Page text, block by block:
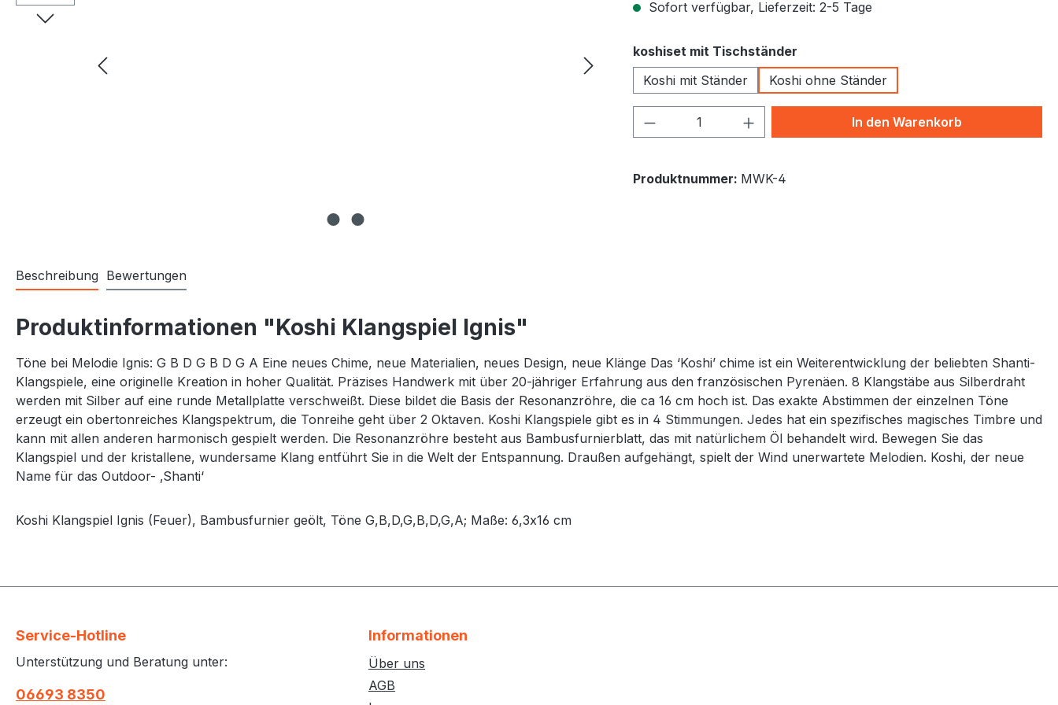
Sofort verfügbar, Lieferzeit: 2-5 Tage
koshiset mit Tischständer
Koshi mit Ständer
Koshi ohne Ständer
Produkt Anzahl: Gib den gewünschten Wert
In den Warenkorb
Produktnummer: MWK-4
Beschreibung Bewertungen
Produktinformationen "Koshi Klangspiel Ignis"
Töne bei Melodie Ignis: G B D G B D G A Eine neues Chime, neue Materialien, neues Design, neue Klänge Das ‘Koshi’ chime ist ein Weiterentwicklung der beliebten Shanti-
Klangspiele, eine originelle Kreation in hoher Qualität. Präzises Handwerk mit über 20-jähriger Erfahrung aus den französischen Pyrenäen. 8 Klangstäbe aus Silberdraht
werden mit Silber auf eine runde Metallplatte verschweißt. Diese bildet die Basis der Resonanzröhre, die ca 16 cm hoch ist. Das exakte Abstimmen der einzelnen Töne
erzeugt ein obertonreiches Klangspektrum, die Tonreihe geht über 2 Oktaven. Koshi Klangspiele gibt es in 4 Stimmungen. Jedes hat ein spezifisches magisches Timbre und
kann mit allen anderen harmonisch gespielt werden. Die Resonanzröhre besteht aus Bambusfurnierblatt, das mit natürlichem Öl behandelt wird. Bewegen Sie das
Klangspiel und der kristallene, wundersame Klang entführt Sie in die Welt der Entspannung. Draußen aufgehängt, spielt der Wind unerwartete Melodien. Koshi, der neue
Name für das Outdoor- ‚Shanti‘
Koshi Klangspiel Ignis (Feuer), Bambusfurnier geölt, Töne G,B,D,G,B,D,G,A; Maße: 6,3x16 cm
Service-Hotline
Unterstützung und Beratung unter:
06693 8350
Informationen
Über uns
AGB